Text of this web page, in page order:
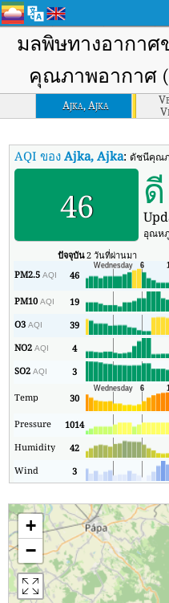
มลพิษทางอากาศ
คุณภาพอากาศ
Ajka, Ajka
AQI ของAjka, Ajka:ดัชนีคุณภ
46 ดี
อุณห
ปัจจุบัน2 วันที่ผ่านมา
PM2.5AQI 46
PM10AQI 19
O3AQI 39
NO2AQI 4
SO2AQI 3
Temp 30
Pressure 1014
Humidity
42
Wind
3
+
−